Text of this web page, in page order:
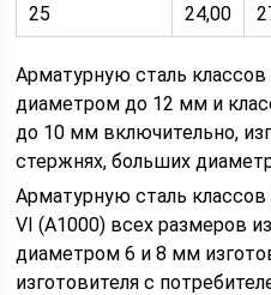
25
24,00
Арматурную сталь
диаметром до 12 мм и
до 10 мм включительно,
стержнях, больших
Арматурную сталь
VI (А1000) всех размеров
диаметром 6 и 8 мм
изготовителя с